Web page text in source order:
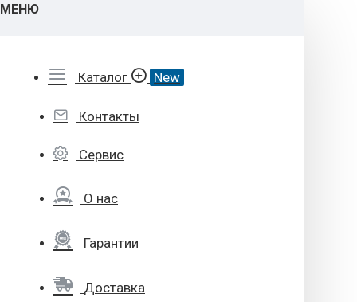
МЕНЮ
Каталог New
Контакты
Сервис
О нас
Гарантии
Доставка